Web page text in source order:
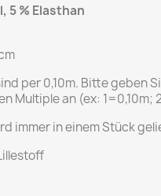
5 % Elasthan
per 0,10m. Bitte geben
Multiple an (ex:
immer in einem Stück